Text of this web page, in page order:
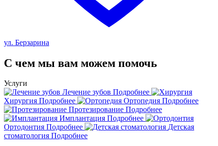
ул. Берзарина
С чем мы вам можем помочь
Услуги
Лечение зубов Подробнее
Хирургия Подробнее Ортопедия Подробнее
Протезирование Подробнее
Имплантация Подробнее
Ортодонтия Подробнее
Детская
стоматология Подробнее